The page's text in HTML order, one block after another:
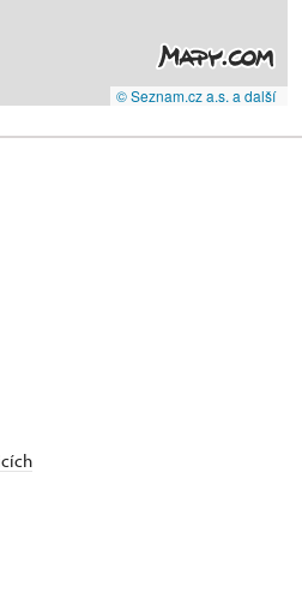
© Seznam.cz a.s. a další